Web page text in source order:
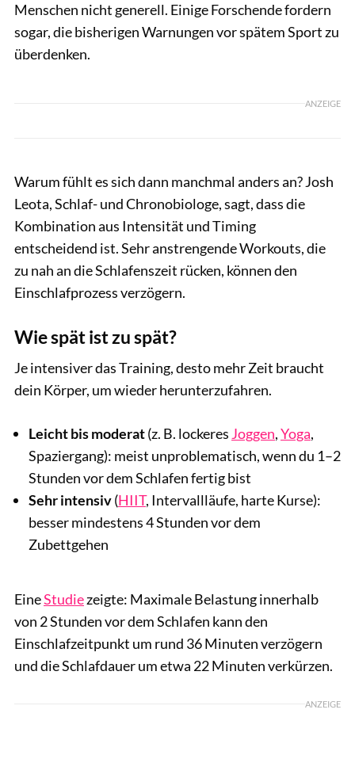
Menschen nicht generell. Einige Forschende fordern
sogar, die bisherigen Warnungen vor spätem Sport zu
überdenken.
ANZEIGE
Warum fühlt es sich dann manchmal anders an? Josh
Leota, Schlaf- und Chronobiologe, sagt, dass die
Kombination aus Intensität und Timing
entscheidend ist. Sehr anstrengende Workouts, die
zu nah an die Schlafenszeit rücken, können den
Einschlafprozess verzögern.
Wie spät ist zu spät?
Je intensiver das Training, desto mehr Zeit braucht
dein Körper, um wieder herunterzufahren.
Leicht bis moderat(z. B. lockeres Joggen,Yoga,
Spaziergang): meist unproblematisch, wenn du 1–2
Stunden vor dem Schlafen fertig bist
Sehr intensiv(HIIT, Intervallläufe, harte Kurse):
besser mindestens 4 Stunden vor dem
Zubettgehen
EineStudiezeigte: Maximale Belastung innerhalb
von 2 Stunden vor dem Schlafen kann den
Einschlafzeitpunkt um rund 36 Minuten verzögern
und die Schlafdauer um etwa 22 Minuten verkürzen.
ANZEIGE